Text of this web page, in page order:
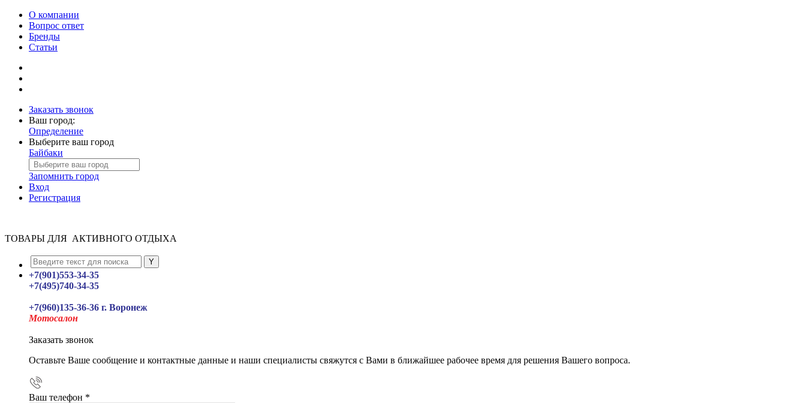
О компании
Вопрос ответ
Бренды
Статьи
Заказать звонок
Ваш город:
Определение
Выберите ваш город
Байбаки
Запомнить город
Вход
Регистрация
ТОВАРЫ ДЛЯ АКТИВНОГО ОТДЫХА
+7(901)553-34-35
+7(495)740-34-35
+7(960)135-36-36 г. Воронеж
Мотосалон
Заказать звонок
Оставьте Ваше сообщение и контактные данные и наши специалисты свяжутся с Вами в ближайшее рабочее время для решения Вашего вопроса.
Ваш телефон *